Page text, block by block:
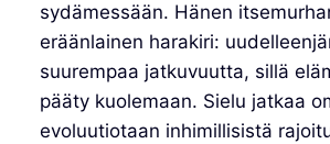
sydämessään. Hänen
eräänlainen harakiri:
suurempaa jatkuvuutta, sillä
pääty kuolemaan. Sielu jatkaa
evoluutiotaan inhimillisistä